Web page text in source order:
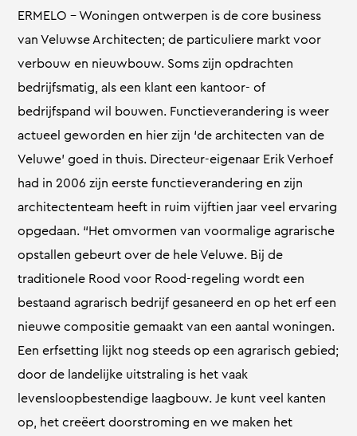
ERMELO – Woningen ontwerpen is de core business
van Veluwse Architecten; de particuliere markt voor
verbouw en nieuwbouw. Soms zijn opdrachten
bedrijfsmatig, als een klant een kantoor- of
bedrijfspand wil bouwen. Functieverandering is weer
actueel geworden en hier zijn ‘de architecten van de
Veluwe’ goed in thuis. Directeur-eigenaar Erik Verhoef
had in 2006 zijn eerste functieverandering en zijn
architectenteam heeft in ruim vijftien jaar veel ervaring
opgedaan. “Het omvormen van voormalige agrarische
opstallen gebeurt over de hele Veluwe. Bij de
traditionele Rood voor Rood-regeling wordt een
bestaand agrarisch bedrijf gesaneerd en op het erf een
nieuwe compositie gemaakt van een aantal woningen.
Een erfsetting lijkt nog steeds op een agrarisch gebied;
door de landelijke uitstraling is het vaak
levensloopbestendige laagbouw. Je kunt veel kanten
op, het creëert doorstroming en we maken het